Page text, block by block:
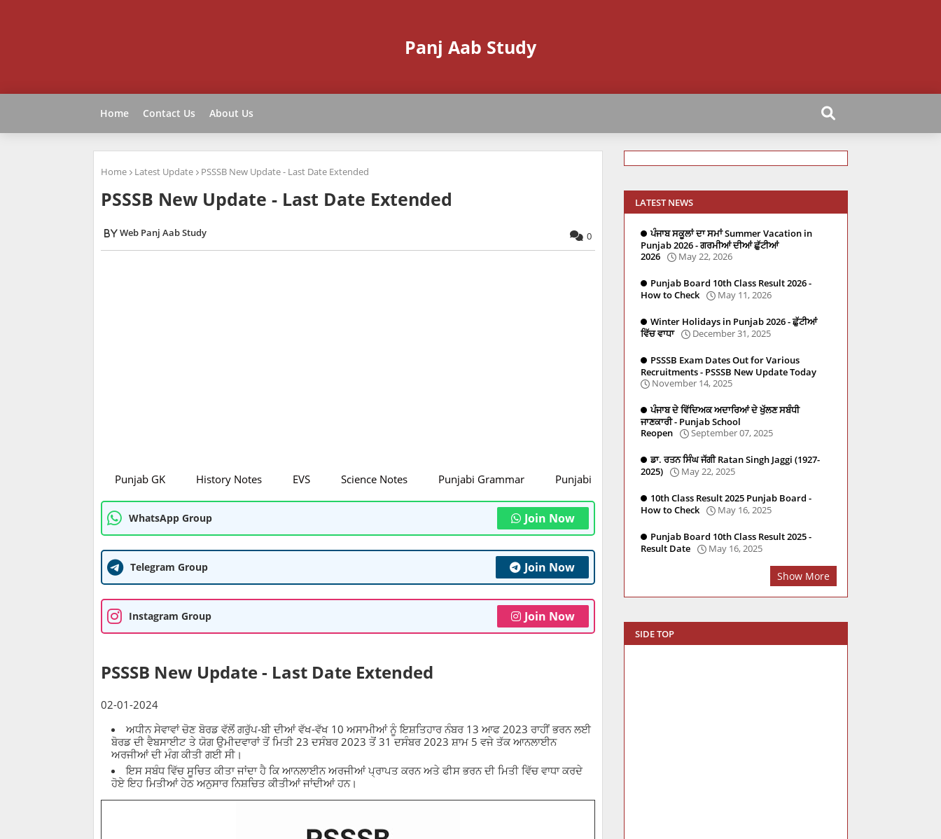
Panj Aab Study
Home Contact Us About Us
Home Latest Update PSSSB New Update - Last Date Extended
PSSSB New Update - Last Date Extended
Web Panj Aab Study 0
Punjab GK History Notes EVS Science Notes Punjabi Grammar Punjabi Litrature Social Studies
WhatsApp Group Join Now
Telegram Group Join Now
Instagram Group Join Now
PSSSB New Update - Last Date Extended
02-01-2024
ਅਧੀਨ ਸੇਵਾਵਾਂ ਚੋਣ ਬੋਰਡ ਵੱਲੋਂ ਗਰੁੱਪ-ਬੀ ਦੀਆਂ ਵੱਖ-ਵੱਖ 10 ਅਸਾਮੀਆਂ ਨੂੰ ਇਸ਼ਤਿਹਾਰ ਨੰਬਰ 13 ਆਫ 2023 ਰਾਹੀਂ ਭਰਨ ਲਈ
ਬੋਰਡ ਦੀ ਵੈਬਸਾਈਟ ਤੇ ਯੋਗ ਉਮੀਦਵਾਰਾਂ ਤੋਂ ਮਿਤੀ 23 ਦਸੰਬਰ 2023 ਤੋਂ 31 ਦਸੰਬਰ 2023 ਸ਼ਾਮ 5 ਵਜੇ ਤੱਕ ਆਨਲਾਈਨ
ਅਰਜੀਆਂ ਦੀ ਮੰਗ ਕੀਤੀ ਗਈ ਸੀ।
ਇਸ ਸਬੰਧ ਵਿੱਚ ਸੂਚਿਤ ਕੀਤਾ ਜਾਂਦਾ ਹੈ ਕਿ ਆਨਲਾਈਨ ਅਰਜੀਆਂ ਪ੍ਰਾਪਤ ਕਰਨ ਅਤੇ ਫੀਸ ਭਰਨ ਦੀ ਮਿਤੀ ਵਿੱਚ ਵਾਧਾ ਕਰਦੇ
ਹੋਏ ਇਹ ਮਿਤੀਆਂ ਹੇਠ ਅਨੁਸਾਰ ਨਿਸ਼ਚਿਤ ਕੀਤੀਆਂ ਜਾਂਦੀਆਂ ਹਨ।
LATEST NEWS
ਪੰਜਾਬ ਸਕੂਲਾਂ ਦਾ ਸਮਾਂ Summer Vacation in
Punjab 2026 - ਗਰਮੀਆਂ ਦੀਆਂ ਛੁੱਟੀਆਂ
2026
May 22, 2026
Punjab Board 10th Class Result 2026 -
How to Check
May 11, 2026
Winter Holidays in Punjab 2026 - ਛੁੱਟੀਆਂ
ਵਿੱਚ ਵਾਧਾ
December 31, 2025
PSSSB Exam Dates Out for Various
Recruitments - PSSSB New Update Today
November 14, 2025
ਪੰਜਾਬ ਦੇ ਵਿੱਦਿਅਕ ਅਦਾਰਿਆਂ ਦੇ ਖੁੱਲਣ ਸਬੰਧੀ
ਜਾਣਕਾਰੀ - Punjab School
Reopen
September 07, 2025
ਡਾ. ਰਤਨ ਸਿੰਘ ਜੱਗੀ Ratan Singh Jaggi (1927-
2025)
May 22, 2025
10th Class Result 2025 Punjab Board -
How to Check
May 16, 2025
Punjab Board 10th Class Result 2025 -
Result Date
May 16, 2025
Show More
SIDE TOP